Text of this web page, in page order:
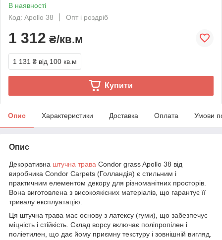
В наявності
Код: Apollo 38
Опт і роздріб
1 312 ₴/кв.м
1 131 ₴ від 100 кв.м
Купити
Опис Характеристики Доставка Оплата Умови
Опис
Декоративна штучна трава Condor grass Apollo 38 від
виробника Condor Carpets (Голландія) є стильним і
практичним елементом декору для різноманітних просторів.
Вона виготовлена з високоякісних матеріалів, що гарантує її
тривалу експлуатацію.
Ця штучна трава має основу з латексу (гуми), що забезпечує
міцність і стійкість. Склад ворсу включає поліпропілен і
поліетилен, що дає йому приємну текстуру і зовнішній вигляд.